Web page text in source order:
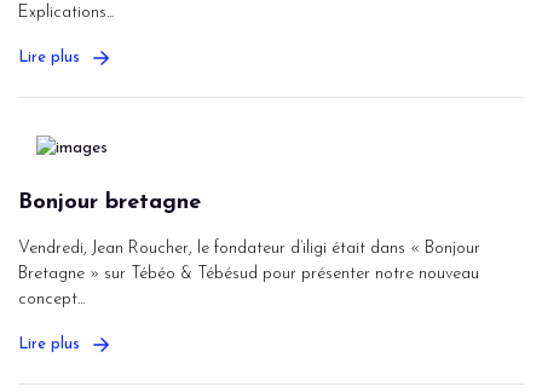
Explications...
Lire plus
Bonjour bretagne
Vendredi, Jean Roucher, le fondateur d’iligi était dans « Bonjour
Bretagne » sur Tébéo & Tébésud pour présenter notre nouveau
concept...
Lire plus